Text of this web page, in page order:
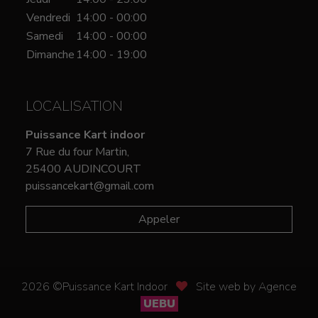
Vendredi 14:00 - 00:00
Samedi
14:00 - 00:00
Dimanche 14:00 - 19:00
LOCALISATION
Puissance Kart indoor
7 Rue du four Martin,
25400 AUDINCOURT
puissancekart@gmail.com
Appeler
2026 ©Puissance Kart Indoor
Site web by Agence
UEBU